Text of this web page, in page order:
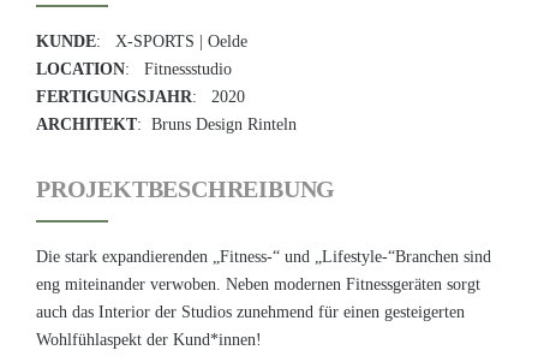
KUNDE: X-SPORTS | Oelde
LOCATION: Fitnessstudio
FERTIGUNGSJAHR: 2020
ARCHITEKT: Bruns Design Rinteln
PROJEKTBESCHREIBUNG
Die stark expandierenden „Fitness-“ und „Lifestyle-“Branchen sind
eng miteinander verwoben. Neben modernen Fitnessgeräten sorgt
auch das Interior der Studios zunehmend für einen gesteigerten
Wohlfühlaspekt der Kund*innen!